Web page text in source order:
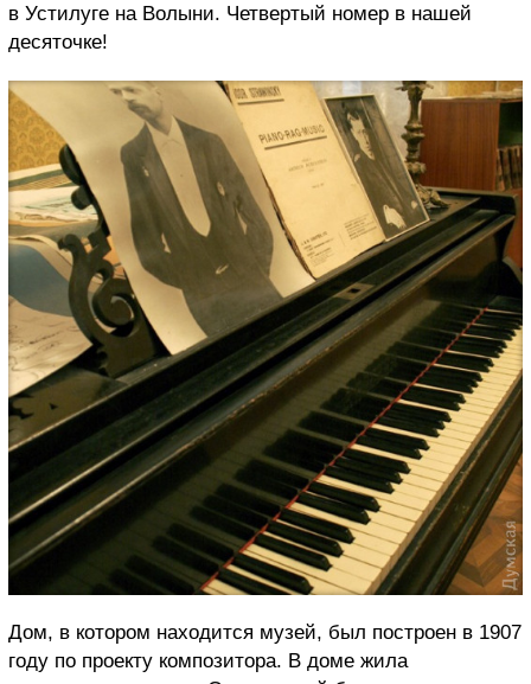
в Устилуге на Волыни. Четвертый номер в нашей
десяточке!
Дом, в котором находится музей, был построен в 1907
году по проекту композитора. В доме жила